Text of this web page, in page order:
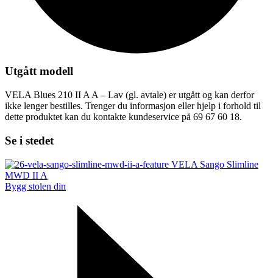
Utgått modell
VELA Blues 210 II A A – Lav (gl. avtale) er utgått og kan derfor
ikke lenger bestilles. Trenger du informasjon eller hjelp i forhold til
dette produktet kan du kontakte kundeservice på 69 67 60 18.
Se i stedet
VELA Sango Slimline
MWD II A
Bygg stolen din